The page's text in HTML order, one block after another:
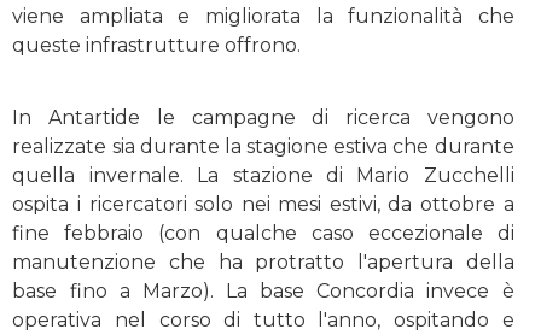
viene ampliata e migliorata la funzionalità che
queste infrastrutture offrono.
In Antartide le campagne di ricerca vengono
realizzate sia durante la stagione estiva che durante
quella invernale. La stazione di Mario Zucchelli
ospita i ricercatori solo nei mesi estivi, da ottobre a
fine febbraio (con qualche caso eccezionale di
manutenzione che ha protratto l'apertura della
base fino a Marzo). La base Concordia invece è
operativa nel corso di tutto l'anno, ospitando e